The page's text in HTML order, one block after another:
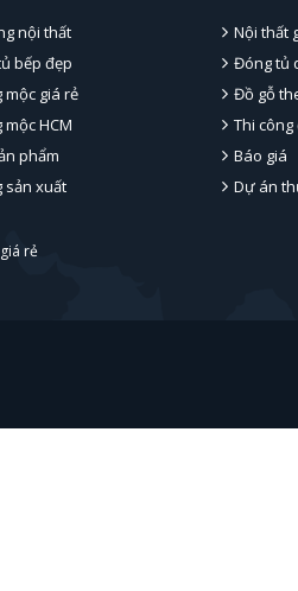
nội thất
Nội thất
bếp đẹp
Đóng tủ
mộc giá rẻ
Đồ gỗ
HCM
Thi công
phẩm
Báo giá
sản xuất
Dự án
rẻ